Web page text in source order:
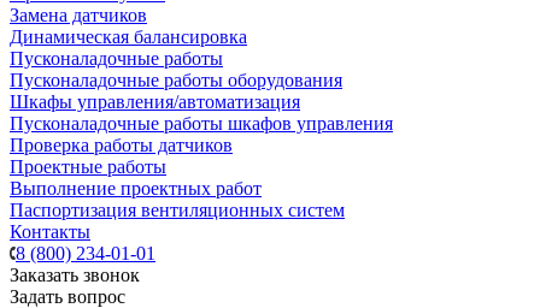
Замена датчиков
Динамическая балансировка
Пусконаладочные работы
Пусконаладочные работы оборудования
Шкафы управления/автоматизация
Пусконаладочные работы шкафов управления
Проверка работы датчиков
Проектные работы
Выполнение проектных работ
Паспортизация вентиляционных систем
Контакты
8 (800) 234-01-01
Заказать звонок
Задать вопрос